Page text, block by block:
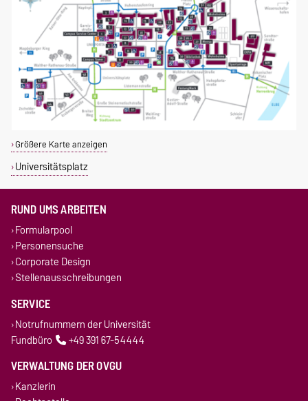
Größere Karte anzeigen
Universitätsplatz
RUND UMS ARBEITEN
Formularpool
Personensuche
Corporate Design
Stellenausschreibungen
SERVICE
Notrufnummern der Universität
Fundbüro
+49 391 67-54444
VERWALTUNG DER OVGU
Kanzlerin